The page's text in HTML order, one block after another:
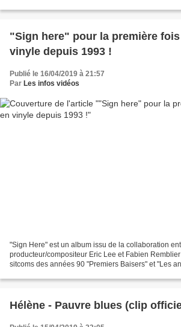
"Sign here" pour la première
vinyle depuis 1993 !
Publié le 16/04/2019 à 21:57
Par Les infos vidéos
"Sign Here" est un album issu de la collaboration
producteur/compositeur Eric Lee et Fabien
sitcoms des années 90 "Premiers Baisers" et "Les
Hélène - Pauvre blues (clip